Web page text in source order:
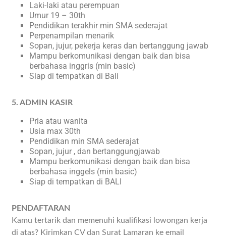
Laki-laki atau perempuan
Umur 19 – 30th
Pendidikan terakhir min SMA sederajat
Perpenampilan menarik
Sopan, jujur, pekerja keras dan bertanggung jawab
Mampu berkomunikasi dengan baik dan bisa
berbahasa inggris (min basic)
Siap di tempatkan di Bali
5. ADMIN KASIR
Pria atau wanita
Usia max 30th
Pendidikan min SMA sederajat
Sopan, jujur , dan bertanggungjawab
Mampu berkomunikasi dengan baik dan bisa
berbahasa inggels (min basic)
Siap di tempatkan di BALI
PENDAFTARAN
Kamu tertarik dan memenuhi kualifikasi lowongan kerja
di atas? Kirimkan CV dan Surat Lamaran ke email